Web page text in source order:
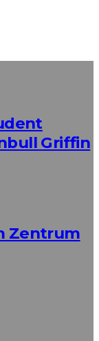
Griffin
Zentrum